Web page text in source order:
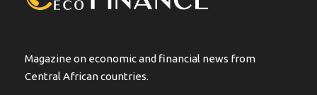
Magazine on economic and financial news from
Central African countries.